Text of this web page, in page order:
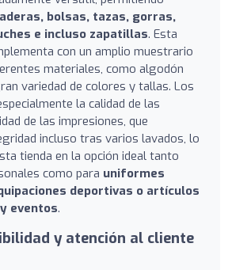
bolsas, tazas, gorras,
e incluso zapatillas. Esta
con un amplio muestrario
materiales, como algodón
variedad de colores y tallas. Los
la calidad de las
de las impresiones, que
incluso tras varios lavados, lo
tienda en la opción ideal tanto
como para uniformes
deportivas o artículos
eventos.
y atención al cliente